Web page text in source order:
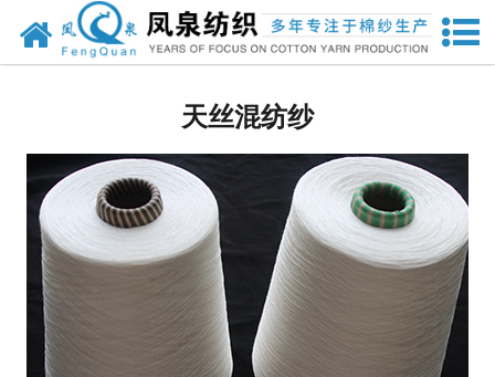
网站首页
竹纤维纱
其他纱线
其他针织面料
强捻纱
天丝混纺纱